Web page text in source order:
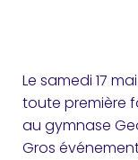
Le samedi 17
toute première
au gymnase
Gros